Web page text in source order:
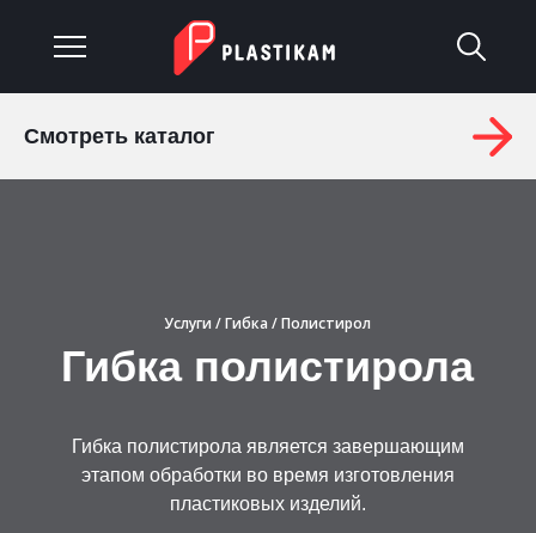
Изделия на заказ
Оплата и доставка
Смотреть каталог
Услуги /Гибка / Полистирол
Гибка полистирола
Гибка полистирола является завершающим
этапом обработки во время изготовления
пластиковых изделий.